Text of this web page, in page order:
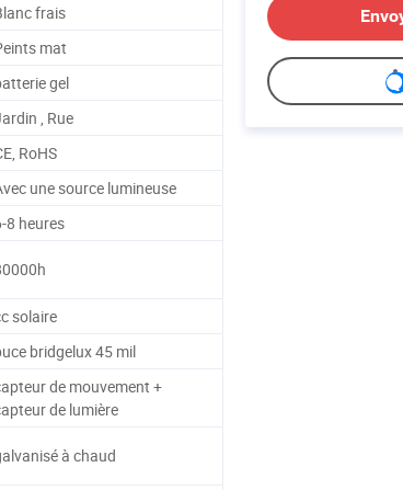
frais
mat
gel
, Rue
RoHS
une source lumineuse
8 heures
solaire
bridgelux 45 mil
de mouvement +
de lumière
à chaud